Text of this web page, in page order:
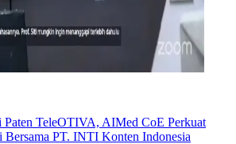
Paten TeleOTIVA, AIMed CoE Perkuat
Bersama PT. INTI Konten Indonesia